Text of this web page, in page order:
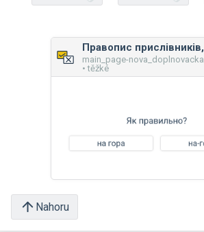
main_page-nova_doplnovacka
• těžké
Nahoru